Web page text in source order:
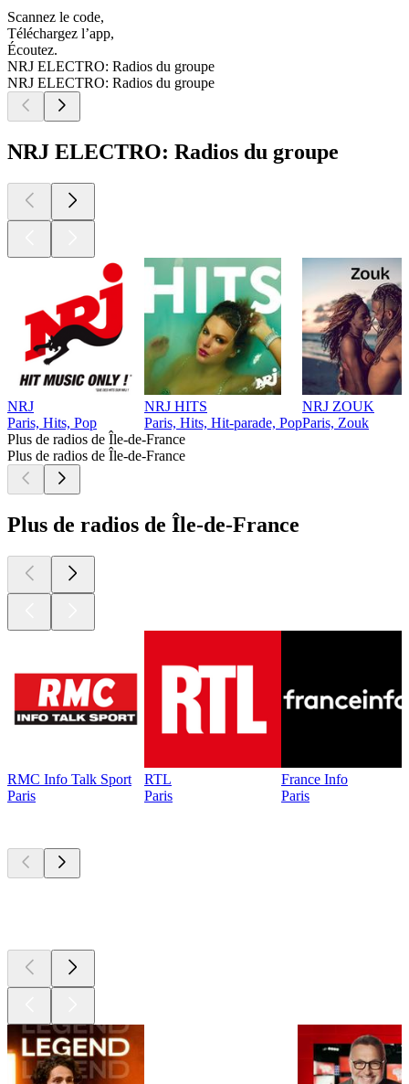
Scannez le code,
Téléchargez l’app,
Écoutez.
NRJ ELECTRO: Radios du groupe
NRJ ELECTRO: Radios du groupe
NRJ ELECTRO: Radios du groupe
NRJ
Paris, Hits, Pop
NRJ HITS
Paris, Hits, Hit-parade, Pop
NRJ ZOUK
Paris, Zouk
Plus de radios de Île-de-France
Plus de radios de Île-de-France
Plus de radios de Île-de-France
RMC Info Talk Sport
Paris
RTL
Paris
France Info
Paris